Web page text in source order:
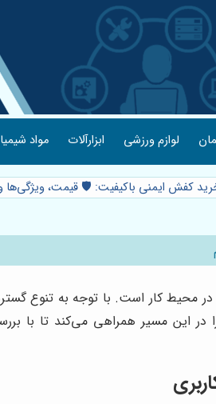
لوازم ورزشی ابزارآلات مواد
کفش ایمنی باکیفیت: 🛡️ قیمت، ویژگی‌ها
کار است. با توجه به تنوع
در این مسیر همراهی می‌کند تا با